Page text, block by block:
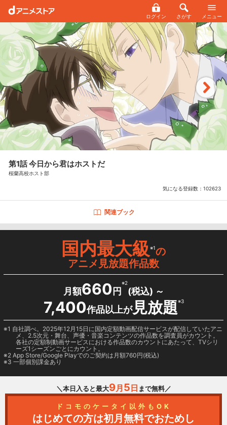
ログイン さがす メニュー
第1話 今日から君はホストだ
桜蘭高校ホスト部
気になる登録数： 102623
関連ブック
国内最大級※1の
アニメ見放題作品数
月額660 円
※2
(税込) ～
7,400作品以上が見放題※3
1 自社調べ。2025年12月15日に国内定額動画配信サービスが配信していたアニ
メ、2.5次元・舞台、声優・音楽コンテンツの作品数を調査員がカウント。
各社の定額制動画サービスにおける作品数のカウントにあたって、TVシリ
ーズ1シーズンごとにカウント。
2 App Store/Google Playでのご契約は月額760円(税込)
3 一部個別課金あり
＼本日入ると最大9月 5 日 まで無料／
ドコモのケータイ以外もOK
はじめての方は初月無料でおためし